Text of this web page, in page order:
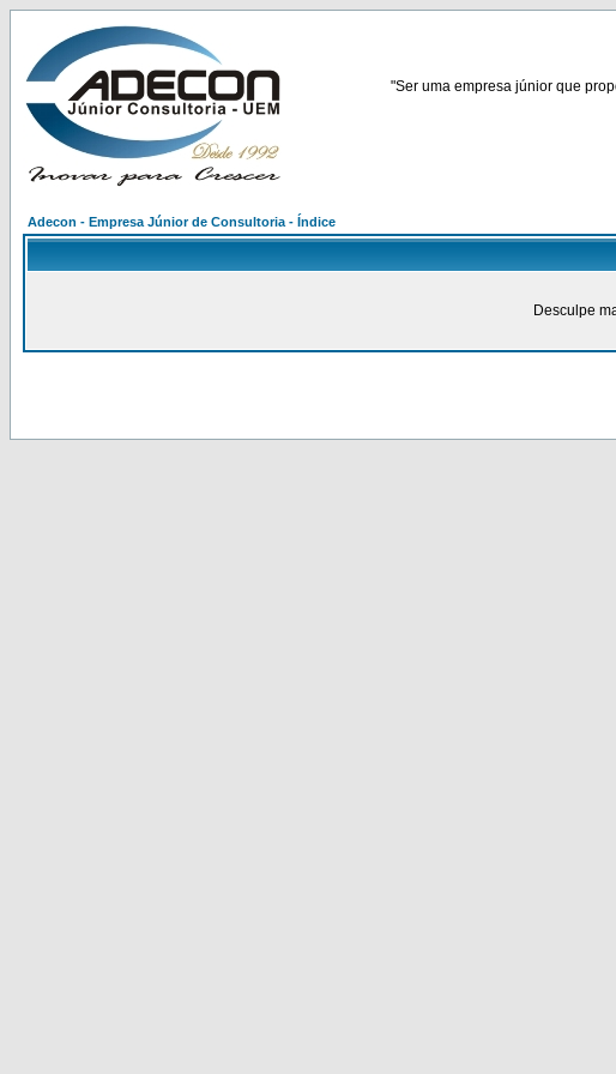
"Ser uma empresa júnior que
Adecon - Empresa Júnior de Consultoria - Índice
Desculpe